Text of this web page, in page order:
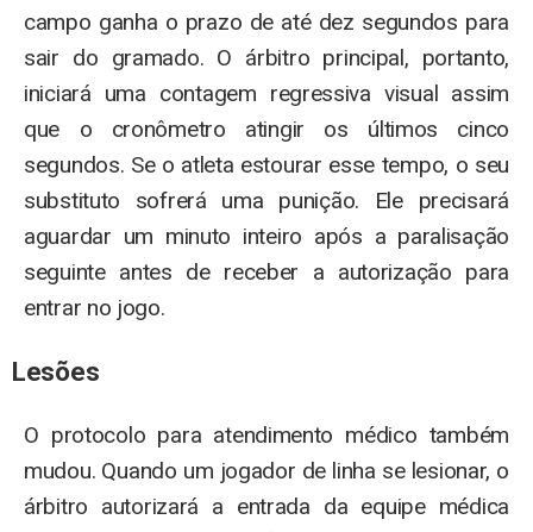
campo ganha o prazo de até dez segundos para
sair do gramado. O árbitro principal, portanto,
iniciará uma contagem regressiva visual assim
que o cronômetro atingir os últimos cinco
segundos. Se o atleta estourar esse tempo, o seu
substituto sofrerá uma punição. Ele precisará
aguardar um minuto inteiro após a paralisação
seguinte antes de receber a autorização para
entrar no jogo.
Lesões
O protocolo para atendimento médico também
mudou. Quando um jogador de linha se lesionar, o
árbitro autorizará a entrada da equipe médica